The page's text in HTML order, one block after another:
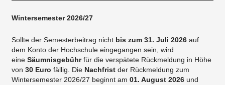
Wintersemester 2026/27
Sollte der Semesterbeitrag nicht bis zum 31. Juli 2026 auf
dem Konto der Hochschule eingegangen sein, wird
eine Säumnisgebührfür die verspätete Rückmeldung in Höhe
von 30 Euro fällig. Die Nachfrist der Rückmeldung zum
Wintersemester 2026/27 beginnt am 01. August 2026 und